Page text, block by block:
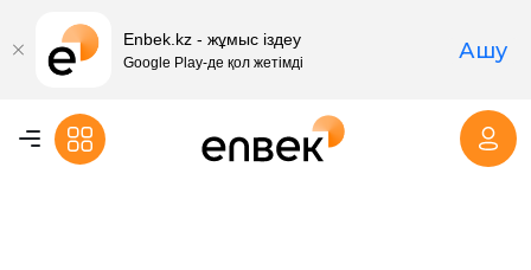
Enbek.kz - жұмыс іздеу
Google Play-де қол жетімді Ашу